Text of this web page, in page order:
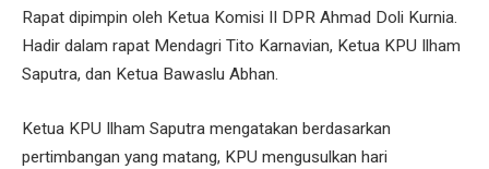
Rapat dipimpin oleh Ketua Komisi II DPR Ahmad Doli Kurnia.
Hadir dalam rapat Mendagri Tito Karnavian, Ketua KPU Ilham
Saputra, dan Ketua Bawaslu Abhan.
Ketua KPU Ilham Saputra mengatakan berdasarkan
pertimbangan yang matang, KPU mengusulkan hari